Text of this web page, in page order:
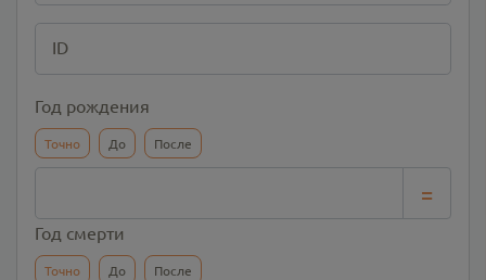
ID
Год рождения
Точно До После
=
Год смерти
Точно До После